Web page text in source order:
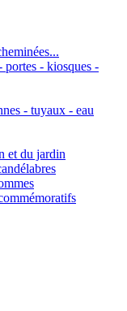
portes - kiosques -
- tuyaux - eau
et du jardin